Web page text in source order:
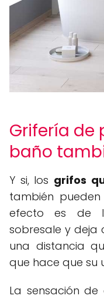
Grifería de
baño
Y si, los grifos
también
efecto es de
sobresale y deja
una distancia
que hace que su
La sensación